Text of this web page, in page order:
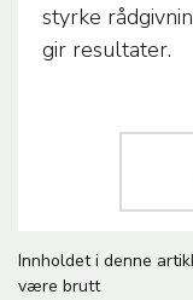
C
L
styrke
gir resultater.
Innholdet i denne
være brutt